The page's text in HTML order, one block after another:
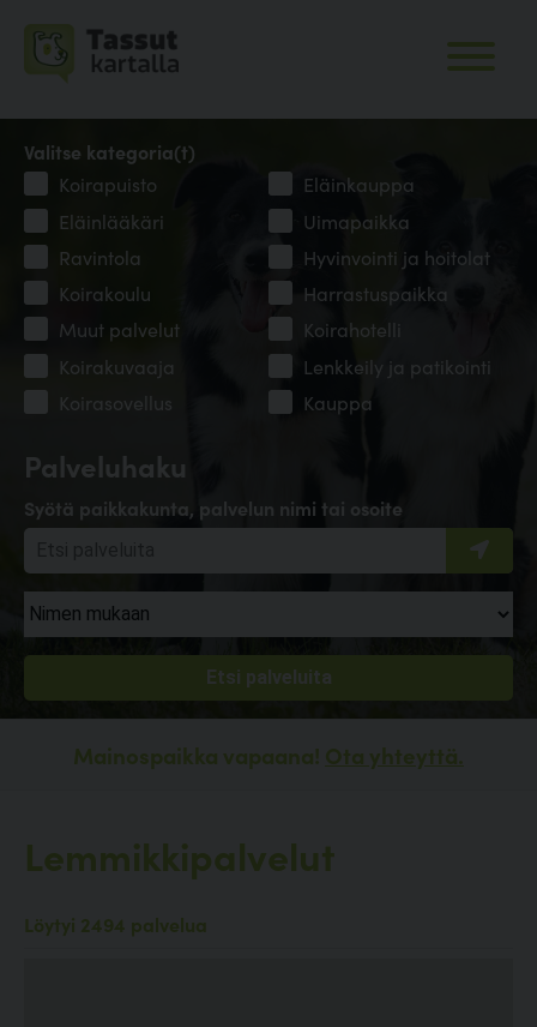
Palveluhaku
Syötä paikkakunta, palvelun nimi tai osoite
Valitse kategoria(t)
Koirapuisto
Eläinkauppa
Eläinlääkäri
Uimapaikka
Ravintola
Hyvinvointi ja hoitolat
Koirakoulu
Harrastuspaikka
Muut palvelut
Koirahotelli
Koirakuvaaja
Lenkkeily ja patikointi
Koirasovellus
Kauppa
Mainospaikka vapaana! Ota yhteyttä.
Lemmikkipalvelut
Löytyi 2494 palvelua